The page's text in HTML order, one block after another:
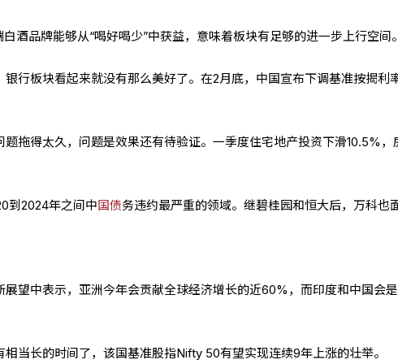
酒品牌能够从“喝好喝少”中获益，意味着板块有足够的进一步上行空间。
行板块看起来就没有那么美好了。在2月底，中国宣布下调基准按揭利率
题拖得太久，问题是效果还有待验证。一季度住宅地产投资下滑10.5%，
到2024年之间中国债务违约最严重的领域。继碧桂园和恒大后，万科也
展望中表示，亚洲今年会贡献全球经济增长的近60%，而印度和中国会
当长的时间了，该国基准股指Nifty 50有望实现连续9年上涨的壮举。